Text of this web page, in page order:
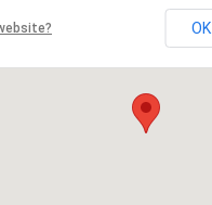
OK